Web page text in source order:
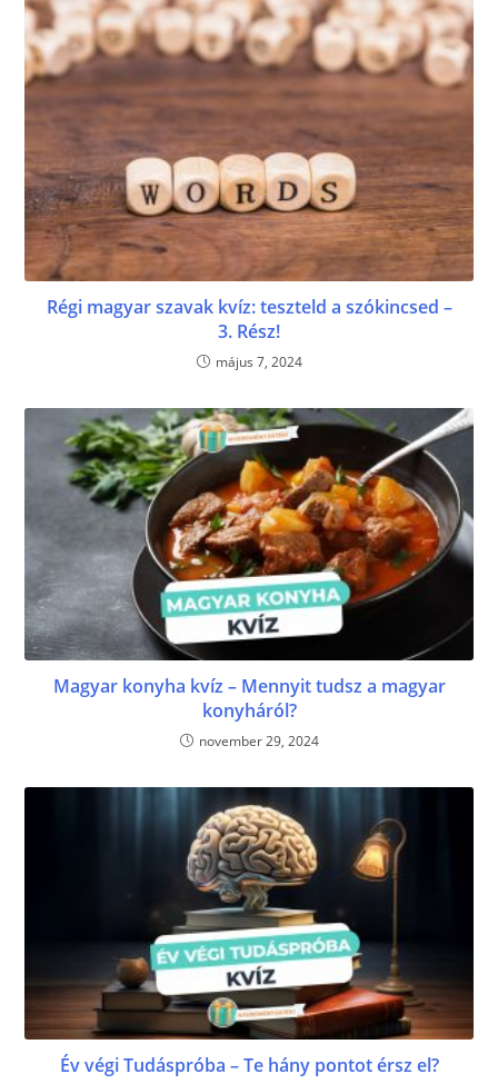
Régi magyar szavak kvíz: teszteld a szókincsed –
3. Rész!
május 7, 2024
Magyar konyha kvíz – Mennyit tudsz a magyar
konyháról?
november 29, 2024
Év végi Tudáspróba – Te hány pontot érsz el?